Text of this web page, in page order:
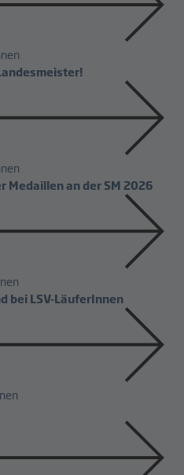
Medaillen an der SM 2026
bei LSV-LäuferInnen